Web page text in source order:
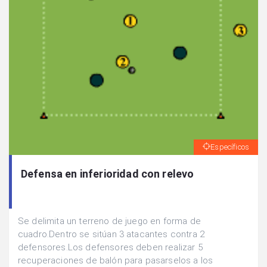
Específicos
Defensa en inferioridad con relevo
Se delimita un terreno de juego en forma de
cuadro.Dentro se sitúan 3 atacantes contra 2
defensores.Los defensores deben realizar 5
recuperaciones de balón para pasarselos a los